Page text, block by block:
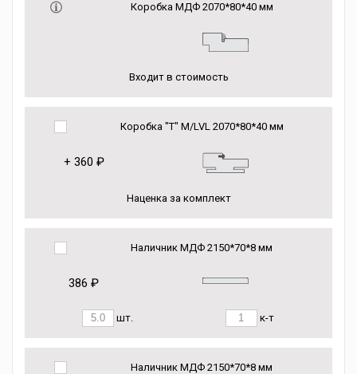
Коробка МДФ 2070*80*40 мм
Входит в стоимость
Коробка "Т" M/LVL 2070*80*40 мм
+ 360 ₽
Наценка за комплект
Наличник МДФ 2150*70*8 мм
386 ₽
шт. к-т
Наличник МДФ 2150*70*8 мм